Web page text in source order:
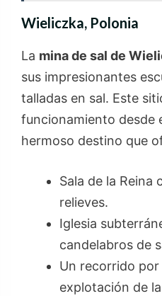
Wieliczka, Polonia
La mina de sal de
sus impresionantes
talladas en sal. Este
funcionamiento desde
hermoso destino que
Sala de la Reina
relieves.
Iglesia
candelabros de
Un recorrido
explotación de